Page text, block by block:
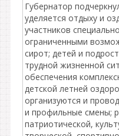
Губернатор
уделяется отдыху и
участников
ограниченными
сирот; детей и
трудной жизненной
обеспечения
детской летней
организуются и
и профильные смены;
патриотической,